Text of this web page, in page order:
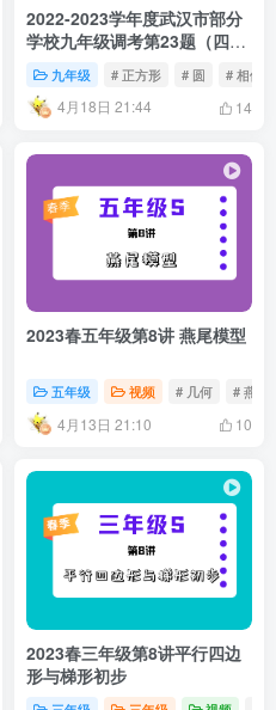
# 平行四边形 # 梯形
2022-2023学年度武汉市部分
学校九年级调考第23题（四
调）九年级 # 正方形 # 圆 # 相似
4月18日 21:44 14
# 反比例函数
2023春五年级第8讲 燕尾模型
五年级 视频 # 几何 # 燕尾
4月13日 21:10 10
2023春三年级第8讲平行四边
形与梯形初步